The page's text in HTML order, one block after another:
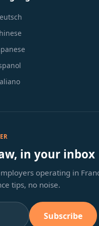
in your inbox
operating in
tips, no noise.
Subscribe